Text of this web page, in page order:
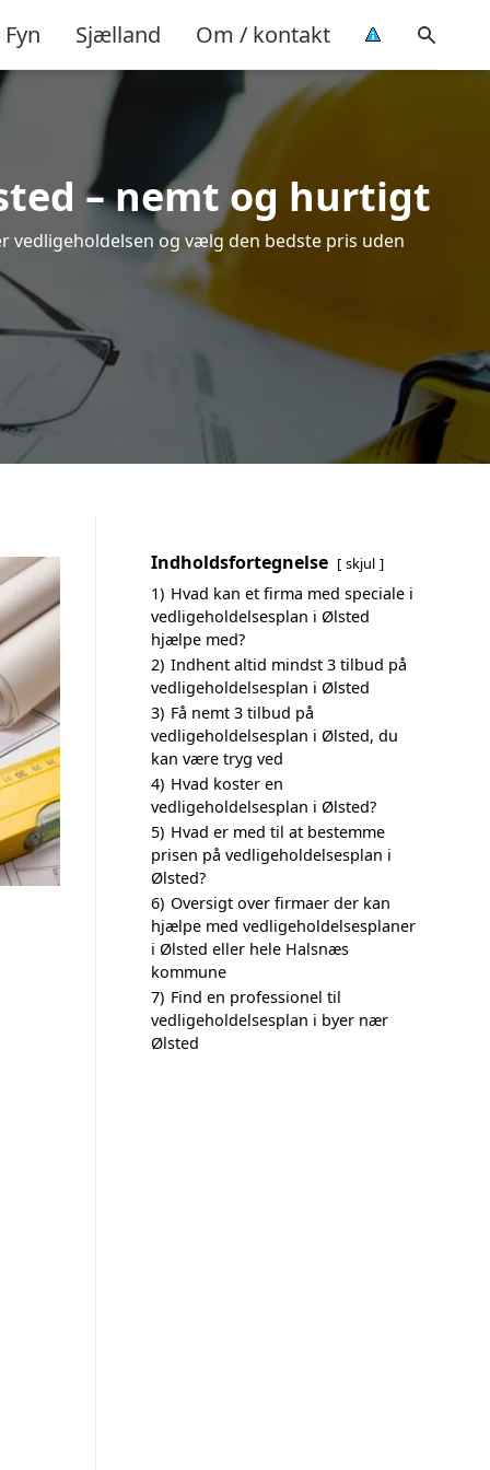
Fyn Sjælland Om / kontakt
– nemt og hurtigt
vedligeholdelsen og vælg den bedste pris uden
Indholdsfortegnelse skjul
1) Hvad kan et firma med speciale i
vedligeholdelsesplan i Ølsted
hjælpe med?
2) Indhent altid mindst 3 tilbud på
vedligeholdelsesplan i Ølsted
3) Få nemt 3 tilbud på
vedligeholdelsesplan i Ølsted, du
kan være tryg ved
4) Hvad koster en
vedligeholdelsesplan i Ølsted?
5) Hvad er med til at bestemme
prisen på vedligeholdelsesplan i
Ølsted?
6) Oversigt over firmaer der kan
hjælpe med vedligeholdelsesplaner
i Ølsted eller hele Halsnæs
kommune
7) Find en professionel til
vedligeholdelsesplan i byer nær
Ølsted